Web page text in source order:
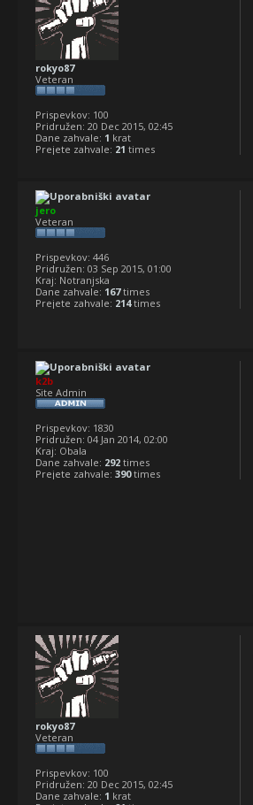
rokyo87
Veteran
Prispevkov: 100
Pridružen: 20 Dec 2015, 02:45
Dane zahvale: 1 krat
Prejete zahvale: 21 times
jero
Veteran
Prispevkov: 446
Pridružen: 03 Sep 2015, 01:00
Kraj: Notranjska
Dane zahvale: 167times
Prejete zahvale: 214times
k2b
Site Admin
Prispevkov: 1830
Pridružen: 04 Jan 2014, 02:00
Kraj: Obala
Dane zahvale: 292 times
Prejete zahvale: 390times
rokyo87
Veteran
Prispevkov: 100
Pridružen: 20 Dec 2015, 02:45
Dane zahvale: 1 krat